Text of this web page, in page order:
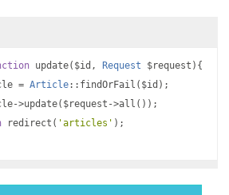
update( $id , Request $request ){
= Article:: findOrFail ( $id );
->update( $request ->all ());
redirect ( 'articles' );